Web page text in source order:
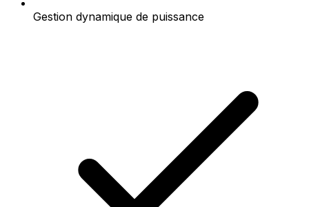
Gestion dynamique de puissance